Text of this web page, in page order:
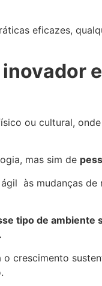
eficazes,
ou cultural,
mas sim de
às mudanças
tipo de ambiente
crescimento